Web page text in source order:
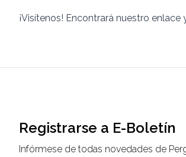
¡Visítenos! Encontrará nuestro
Registrarse a E-Boletín
Infórmese de todas novedades de